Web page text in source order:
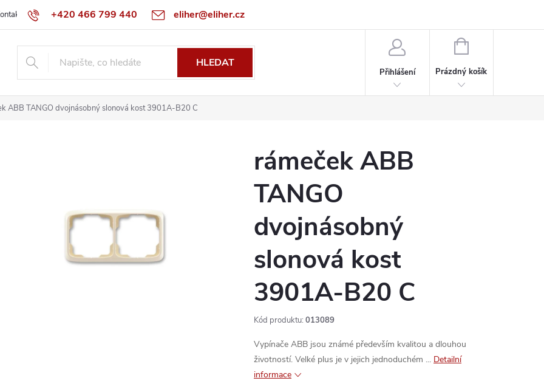
+420 466 799 440 eliher@eliher.cz
Obchodní podmínky Reklamační řád Specialista na Bordeaux
HLEDAT
Přihlášení
NÁKUPNÍ
Prázdný košík
ABB TANGO dvojnásobný slonová kost 3901A-B20 C
rámeček ABB
TANGO
dvojnásobný
slonová kost
3901A-B20 C
Kód produktu: 013089
Vypínače ABB jsou známé především kvalitou a dlouhou
životností. Velké plus je v jejich jednoduchém ... Detailní
informace